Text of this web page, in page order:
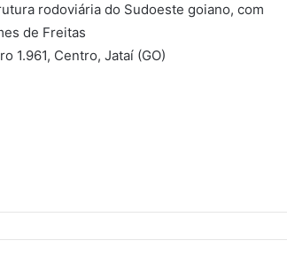
rodoviária do Sudoeste goiano, com
de Freitas
1.961, Centro, Jataí (GO)